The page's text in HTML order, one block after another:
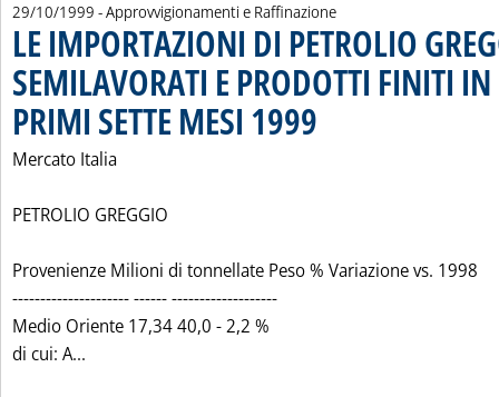
29/10/1999 - Approvvigionamenti e Raffinazione
LE IMPORTAZIONI DI PETROLIO
SEMILAVORATI E PRODOTTI FINITI
PRIMI SETTE MESI 1999
Mercato Italia
PETROLIO GREGGIO
Provenienze Milioni di tonnellate Peso % Variazione vs. 1998
--------------------- ------ -------------------
Medio Oriente 17,34 40,0 - 2,2 %
di cui: A...